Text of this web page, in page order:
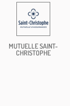
MUTUELLE SAINT-
CHRISTOPHE